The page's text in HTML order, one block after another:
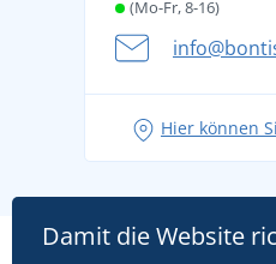
(Mo-Fr, 8-16)
Hier können
Damit die Website